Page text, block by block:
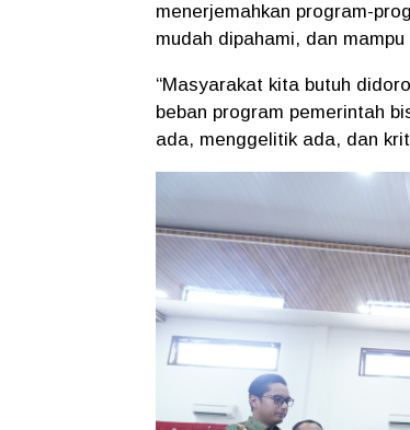
menerjemahkan program-
mudah dipahami, dan
“Masyarakat kita butuh
beban program pemerintah
ada, menggelitik ada, dan